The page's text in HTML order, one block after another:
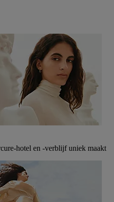
hotel en -verblijf uniek maakt